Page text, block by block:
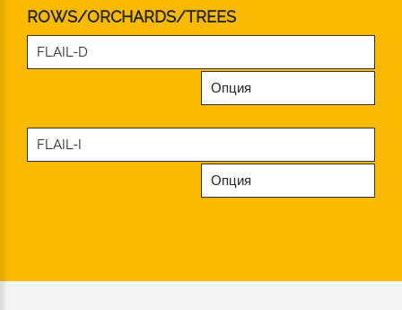
ROWS/ORCHARDS/TREES
FLAIL-D
Опция
FLAIL-I
Опция